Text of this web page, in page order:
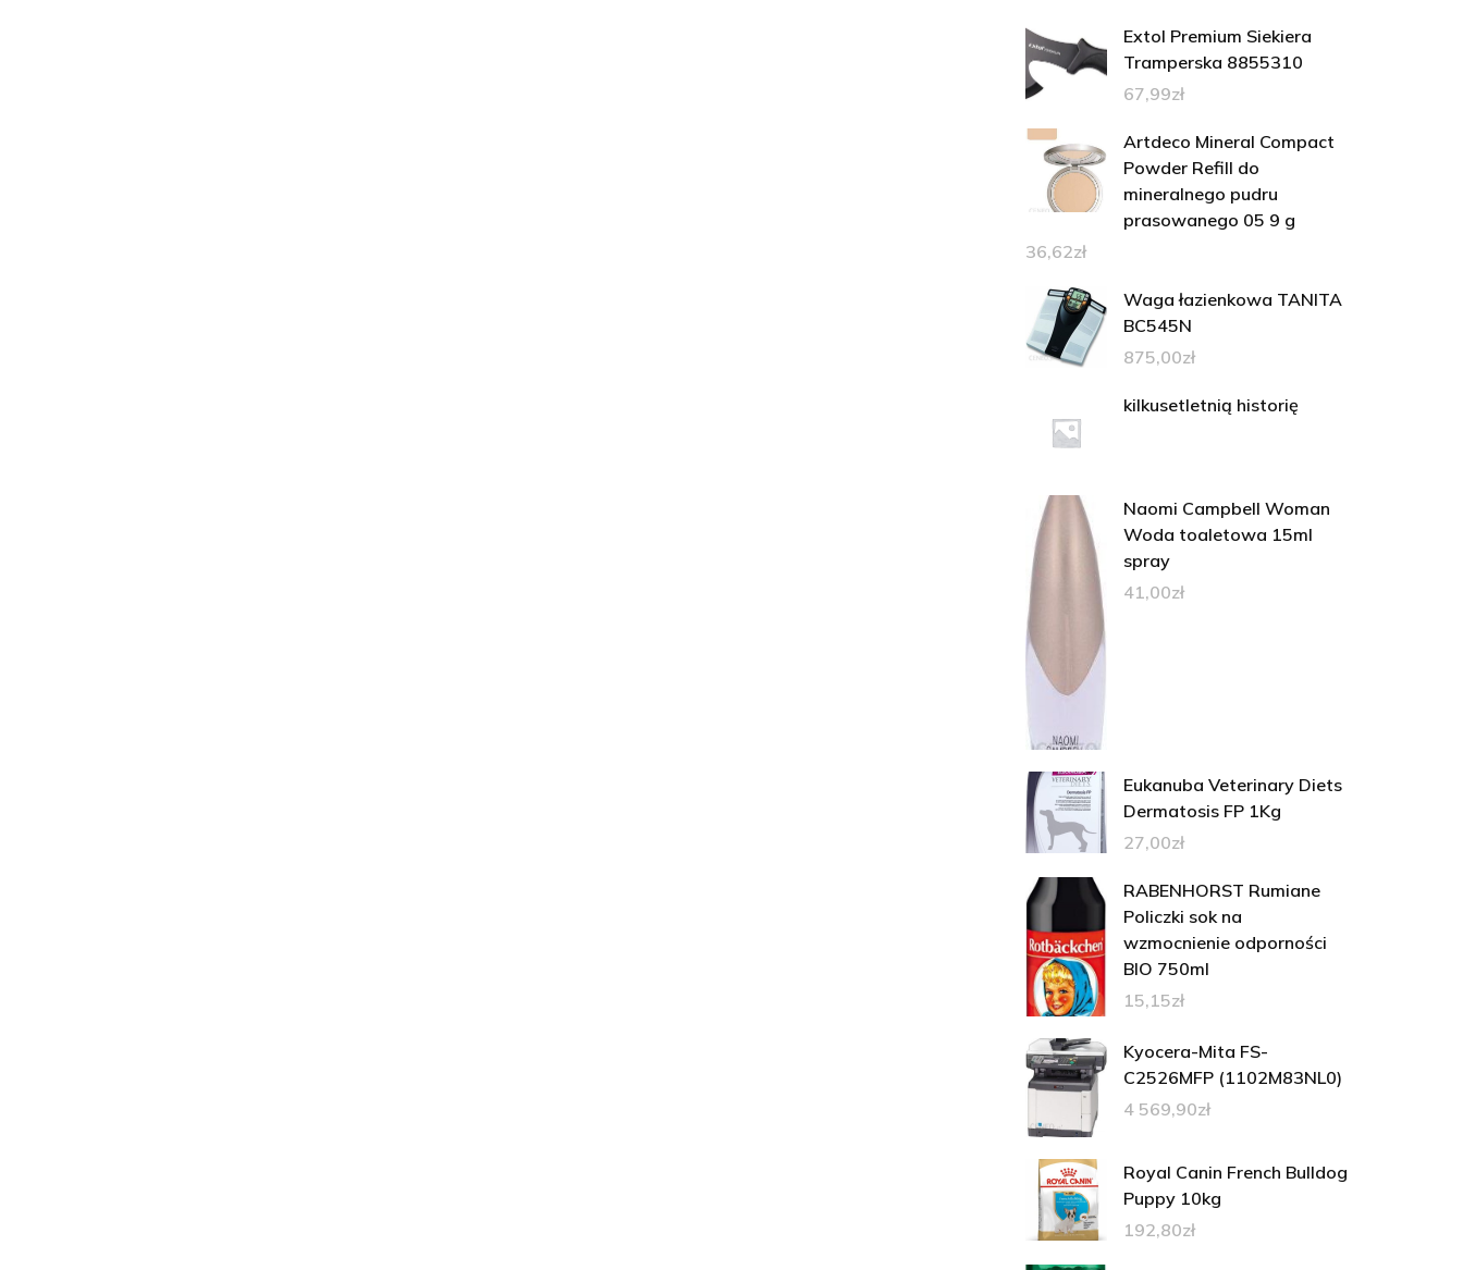
Extol Premium Siekiera
Tramperska 8855310
67,99zł
Artdeco Mineral Compact
Powder Refill do
mineralnego pudru
prasowanego 05 9 g
36,62zł
Waga łazienkowa TANITA
BC545N
875,00zł
kilkusetletnią historię
Naomi Campbell Woman
Woda toaletowa 15ml
spray
41,00zł
Eukanuba Veterinary Diets
Dermatosis FP 1Kg
27,00zł
RABENHORST Rumiane
Policzki sok na
wzmocnienie odporności
BIO 750ml
15,15zł
Kyocera-Mita FS-
C2526MFP (1102M83NL0)
4 569,90zł
Royal Canin French Bulldog
Puppy 10kg
192,80zł